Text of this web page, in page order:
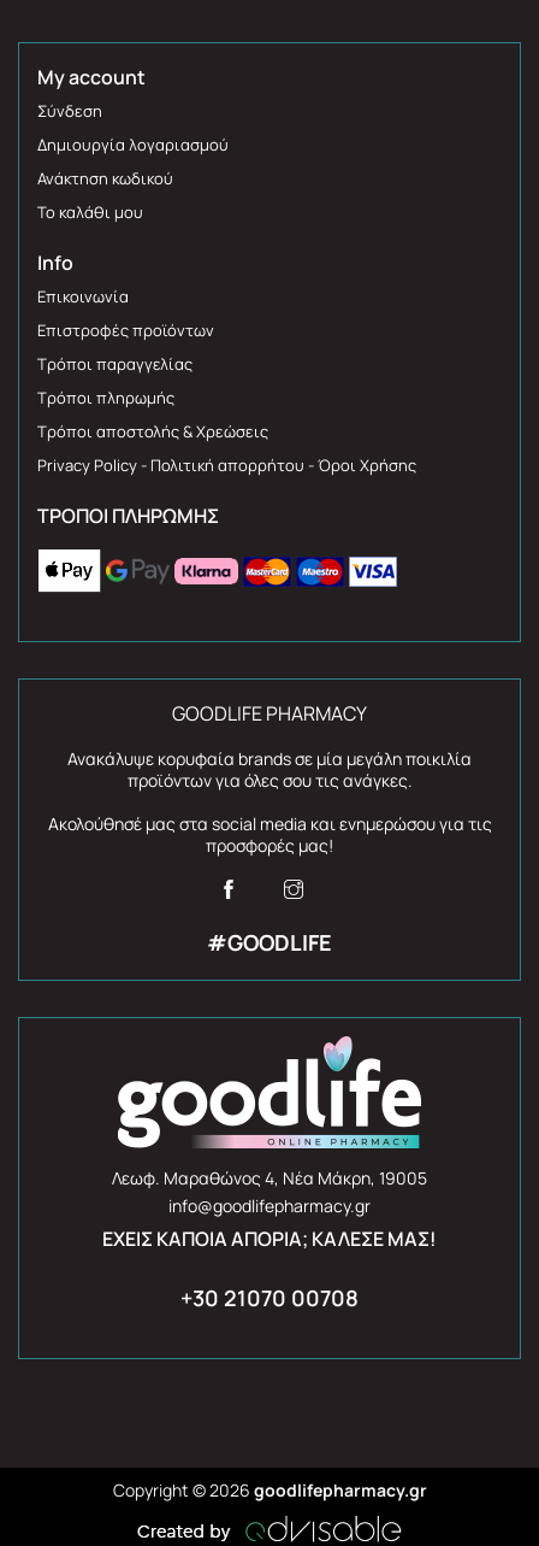
My account
Σύνδεση
Δημιουργία λογαριασμού
Ανάκτηση κωδικού
Το καλάθι μου
Info
Επικοινωνία
Επιστροφές προϊόντων
Τρόποι παραγγελίας
Τρόποι πληρωμής
Τρόποι αποστολής & Χρεώσεις
Privacy Policy - Πολιτική απορρήτου - Όροι Χρήσης
ΤΡΌΠΟΙ ΠΛΗΡΩΜΉΣ
GOODLIFE PHARMACY
Ανακάλυψε κορυφαία brands σε μία μεγάλη ποικιλία
προϊόντων για όλες σου τις ανάγκες.
Ακολούθησέ μας στα social media και ενημερώσου για τις
προσφορές μας!
#GOODLIFE
Λεωφ. Μαραθώνος 4, Νέα Μάκρη, 19005
info@goodlifepharmacy.gr
ΈΧΕΙΣ ΚΆΠΟΙΑ ΑΠΟΡΊΑ; ΚΆΛΕΣΈ ΜΑΣ!
+30 21070 00708
Copyright © 2026 goodlifepharmacy.gr